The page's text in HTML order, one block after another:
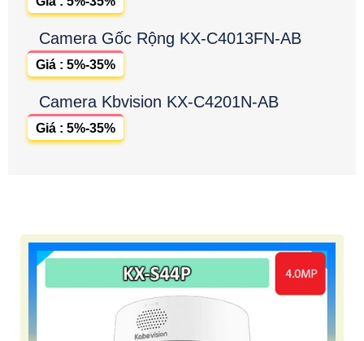
Camera Gốc Rộng KX-C4013FN-AB
Giá : 5%-35%
Camera Kbvision KX-C4201N-AB
Giá : 5%-35%